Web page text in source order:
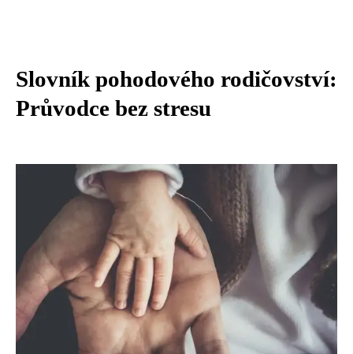
Slovník pohodového rodičovství:
Průvodce bez stresu